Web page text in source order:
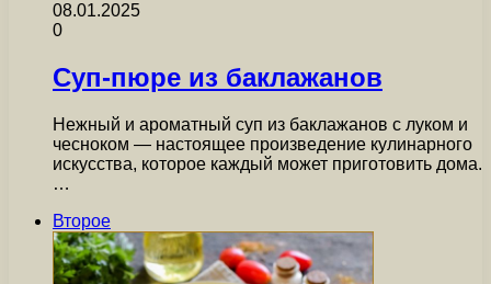
08.01.2025
0
Суп-пюре из баклажанов
Нежный и ароматный суп из баклажанов с луком и
чесноком — настоящее произведение кулинарного
искусства, которое каждый может приготовить дома.
…
Второе